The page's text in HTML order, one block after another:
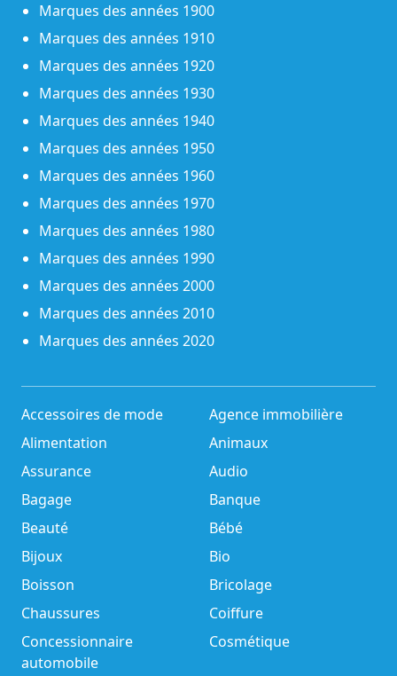
Marques des années 1900
Marques des années 1910
Marques des années 1920
Marques des années 1930
Marques des années 1940
Marques des années 1950
Marques des années 1960
Marques des années 1970
Marques des années 1980
Marques des années 1990
Marques des années 2000
Marques des années 2010
Marques des années 2020
Accessoires de mode
Agence immobilière
Alimentation
Animaux
Assurance
Audio
Bagage
Banque
Beauté
Bébé
Bijoux
Bio
Boisson
Bricolage
Chaussures
Coiffure
Concessionnaire
automobile
Cosmétique